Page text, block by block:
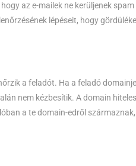
az e-mailek ne kerüljenek
lépéseit, hogy
a feladót. Ha a feladó
nem kézbesítik. A domain
a te domain-edről